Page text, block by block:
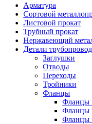
Арматура
Сортовой
Листовой прокат
Трубный прокат
Нержавеющий
Детали
Заглушки
Отводы
Переходы
Тройники
Фланцы
Фланцы
Фланцы
Фланцы